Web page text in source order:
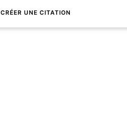
CRÉER UNE CITATION